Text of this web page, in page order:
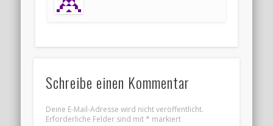
Schreibe einen Kommentar
Deine E-Mail-Adresse wird nicht veröffentlicht.
Erforderliche Felder sind mit* markiert